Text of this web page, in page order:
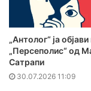
„Антолог“ ја
„Персеполис“ од
Сатрапи
30.07.2026 11:09